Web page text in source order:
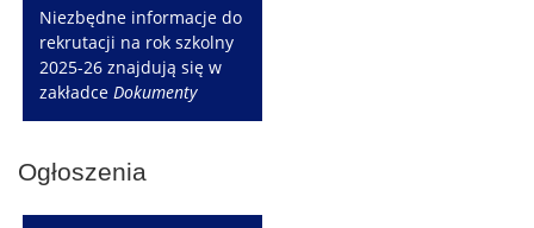
Niezbędne informacje do
rekrutacji na rok szkolny
2025-26 znajdują się w
zakładceDokumenty
Ogłoszenia